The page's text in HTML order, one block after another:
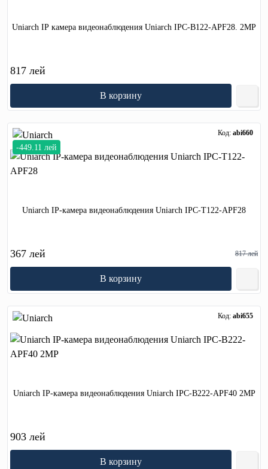
Uniarch IP камера видеонаблюдения Uniarch IPC-B122-APF28. 2MP
817 лей
В корзину
Код: abi660
-449.11 лей
Uniarch IP-камера видеонаблюдения Uniarch IPC-T122-APF28
367 лей 817 лей
В корзину
Код: abi655
Uniarch IP-камера видеонаблюдения Uniarch IPC-B222-APF40 2MP
903 лей
В корзину